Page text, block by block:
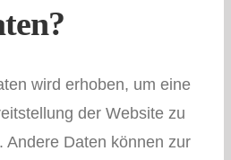
wird erhoben, um eine
der Website zu
Andere Daten können zur